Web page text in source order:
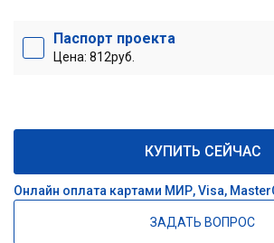
Паспорт проекта
Цена: 812руб.
КУПИТЬ СЕЙЧАС
Онлайн оплата картами МИР, Visa,
ЗАДАТЬ ВОПРОС